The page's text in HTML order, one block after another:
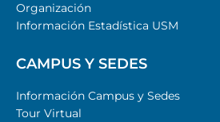
Organización
Información Estadística USM
CAMPUS Y SEDES
Información Campus y Sedes
Tour Virtual